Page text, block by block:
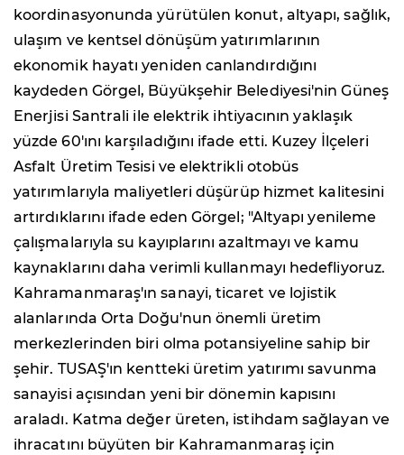
koordinasyonunda yürütülen konut, altyapı, sağlık,
ulaşım ve kentsel dönüşüm yatırımlarının
ekonomik hayatı yeniden canlandırdığını
kaydeden Görgel, Büyükşehir Belediyesi'nin Güneş
Enerjisi Santrali ile elektrik ihtiyacının yaklaşık
yüzde 60'ını karşıladığını ifade etti. Kuzey İlçeleri
Asfalt Üretim Tesisi ve elektrikli otobüs
yatırımlarıyla maliyetleri düşürüp hizmet kalitesini
artırdıklarını ifade eden Görgel; "Altyapı yenileme
çalışmalarıyla su kayıplarını azaltmayı ve kamu
kaynaklarını daha verimli kullanmayı hedefliyoruz.
Kahramanmaraş'ın sanayi, ticaret ve lojistik
alanlarında Orta Doğu'nun önemli üretim
merkezlerinden biri olma potansiyeline sahip bir
şehir. TUSAŞ'ın kentteki üretim yatırımı savunma
sanayisi açısından yeni bir dönemin kapısını
araladı. Katma değer üreten, istihdam sağlayan ve
ihracatını büyüten bir Kahramanmaraş için